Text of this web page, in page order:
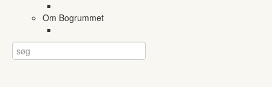
Om Bogrummet